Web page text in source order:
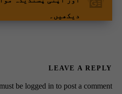
دیکھیں۔
LEAVE A REPLY
be logged in to post a comment.